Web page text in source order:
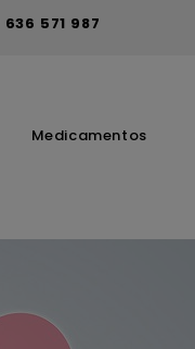
636 571 987
Medicamentos